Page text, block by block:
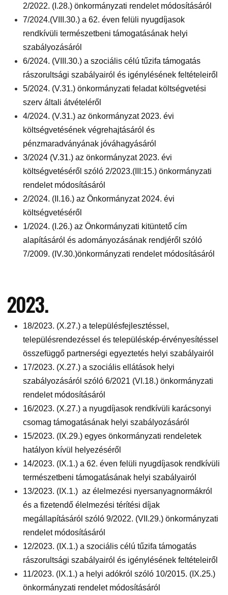
2/2022. (I.28.) önkormányzati rendelet módosításáról
7/2024.(VIII.30.) a 62. éven felüli nyugdíjasok
rendkívüli természetbeni támogatásának helyi
szabályozásáról
6/2024. (VIII.30.) a szociális célú tűzifa támogatás
rászorultsági szabályairól és igénylésének feltételeiről
5/2024. (V.31.) önkormányzati feladat költségvetési
szerv általi átvételéről
4/2024. (V.31.) az önkormányzat 2023. évi
költségvetésének végrehajtásáról és
pénzmaradványának jóváhagyásáról
3/2024 (V.31.) az önkormányzat 2023. évi
költségvetéséről szóló 2/2023.(III:15.) önkormányzati
rendelet módosításáról
2/2024. (II.16.) az Önkormányzat 2024. évi
költségvetéséről
1/2024. (I.26.) az Önkormányzati kitüntető cím
alapításáról és adományozásának rendjéről szóló
7/2009. (IV.30.)önkormányzati rendelet módosításáról
2023.
18/2023. (X.27.) a településfejlesztéssel,
településrendezéssel és településkép-érvényesítéssel
összefüggő partnerségi egyeztetés helyi szabályairól
17/2023. (X.27.) a szociális ellátások helyi
szabályozásáról szóló 6/2021 (VI.18.) önkormányzati
rendelet módosításáról
16/2023. (X.27.) a nyugdíjasok rendkívüli karácsonyi
csomag támogatásának helyi szabályozásáról
15/2023. (IX.29.) egyes önkormányzati rendeletek
hatályon kívül helyezéséről
14/2023. (IX.1.) a 62. éven felüli nyugdíjasok rendkívüli
természetbeni támogatásának helyi szabályairól
13/2023. (IX.1.) az élelmezési nyersanyagnormákról
és a fizetendő élelmezési térítési díjak
megállapításáról szóló 9/2022. (VII.29.) önkormányzati
rendelet módosításáról
12/2023. (IX.1.) a szociális célú tűzifa támogatás
rászorultsági szabályairól és igénylésének feltételeiről
11/2023. (IX.1.) a helyi adókról szóló 10/2015. (IX.25.)
önkormányzati rendelet módosításáról